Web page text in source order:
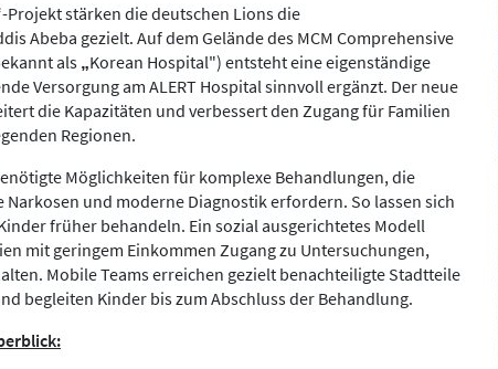
Projekt stärken die deutschen Lions die
Abeba gezielt. Auf dem Gelände des MCM Comprehensive
als „Korean Hospital") entsteht eine eigenständige
Versorgung am ALERT Hospital sinnvoll ergänzt. Der neue
die Kapazitäten und verbessert den Zugang für Familien
Regionen.
Möglichkeiten für komplexe Behandlungen, die
Narkosen und moderne Diagnostik erfordern. So lassen sich
früher behandeln. Ein sozial ausgerichtetes Modell
mit geringem Einkommen Zugang zu Untersuchungen,
Mobile Teams erreichen gezielt benachteiligte Stadtteile
begleiten Kinder bis zum Abschluss der Behandlung.